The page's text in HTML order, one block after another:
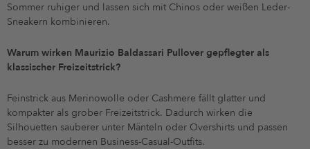
Sommer ruhiger und lassen sich mit Chinos oder weißen Leder-
Sneakern kombinieren.
Warum wirken Maurizio Baldassari Pullover gepflegter als
klassischer Freizeitstrick?
Feinstrick aus Merinowolle oder Cashmere fällt glatter und
kompakter als grober Freizeitstrick. Dadurch wirken die
Silhouetten sauberer unter Mänteln oder Overshirts und passen
besser zu modernen Business-Casual-Outfits.